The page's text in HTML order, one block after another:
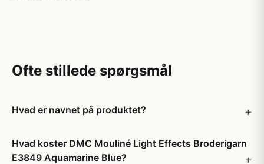
Ofte stillede spørgsmål
Hvad er navnet på produktet?
Hvad koster DMC Mouliné Light Effects Broderigarn
E3849 Aquamarine Blue?